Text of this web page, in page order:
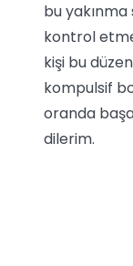
bu yakınma
kontrol
kişi bu
kompulsif
oranda
dilerim.